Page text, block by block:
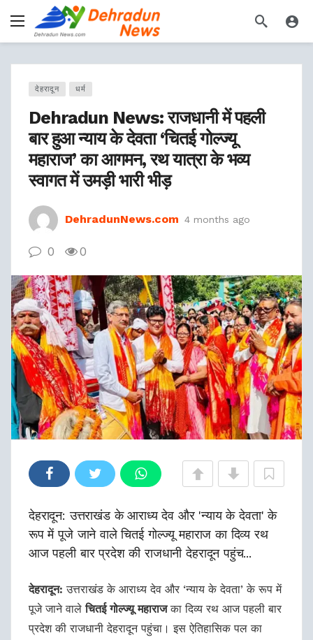
देहरादून धर्म
Dehradun News: राजधानी में पहली
बार हुआ न्याय के देवता ‘चितई गोल्ज्यू
महाराज’ का आगमन, रथ यात्रा के भव्य
स्वागत में उमड़ी भारी भीड़
DehradunNews.com 4 months ago
0 0
देहरादून: उत्तराखंड के आराध्य देव और 'न्याय के देवता' के
रूप में पूजे जाने वाले चितई गोल्ज्यू महाराज का दिव्य रथ
आज पहली बार प्रदेश की राजधानी देहरादून पहुंच...
देहरादून: उत्तराखंड के आराध्य देव और ‘न्याय के देवता’ के रूप में
पूजे जाने वालेचितई गोल्ज्यू महाराजका दिव्य रथ आज पहली बार
प्रदेश की राजधानी देहरादून पहुंचा। इस ऐतिहासिक पल का